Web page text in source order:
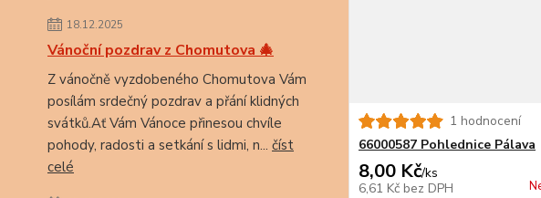
18.12.2025
Vánoční pozdrav z Chomutova 🎄
Z vánočně vyzdobeného Chomutova Vám
posílám srdečný pozdrav a přání klidných
svátků.Ať Vám Vánoce přinesou chvíle
pohody, radosti a setkání s lidmi, n... číst
celé
1 hodnocení
66000587 Pohlednice Pálava
8,00 Kč/ks
6,61 Kč bez DPH